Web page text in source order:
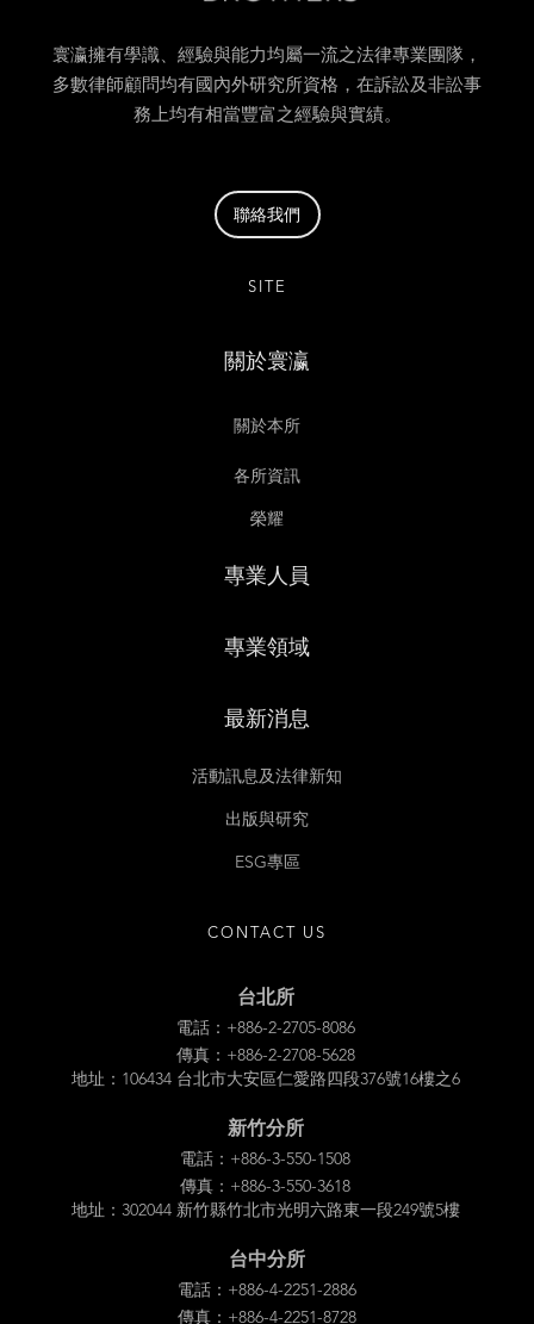
寰瀛擁有學識、經驗與能力均屬一流之法律專業團隊，
多數律師顧問均有國內外研究所資格，在訴訟及非訟事
務上均有相當豐富之經驗與實績。
聯絡我們
SITE
關於寰瀛
關於本所
各所資訊
榮耀
專業人員
專業領域
最新消息
活動訊息及法律新知
出版與研究
ESG專區
CONTACT US
台北所
電話：+886-2-2705-8086
傳真：+886-2-2708-5628
地址：106434 台北市大安區仁愛路四段376號16樓之6
新竹分所
電話：+886-3-550-1508
傳真：+886-3-550-3618
地址：302044 新竹縣竹北市光明六路東一段249號5樓
台中分所
電話：+886-4-2251-2886
傳真：+886-4-2251-8728